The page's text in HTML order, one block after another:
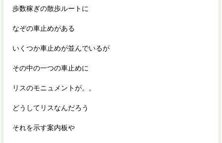
歩数稼ぎの散歩ルートに
なぞの車止めがある
いくつか車止めが並んでいるが
その中の一つの車止めに
リスのモニュメントが。。
どうしてリスなんだろう
それを示す案内板や